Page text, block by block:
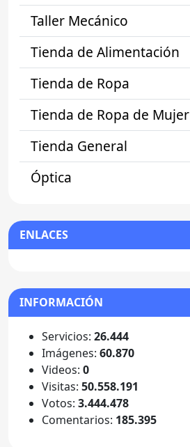
Taller Mecánico
Tienda de Alimentación
Tienda de Ropa
Tienda de Ropa de Mujer
Tienda General
Óptica
ENLACES
INFORMACIÓN
Servicios: 26.444
Imágenes: 60.870
Videos: 0
Visitas: 50.558.191
Votos: 3.444.478
Comentarios: 185.395